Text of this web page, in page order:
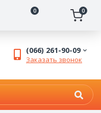
0 0
(066) 261-90-09
Заказать звонок